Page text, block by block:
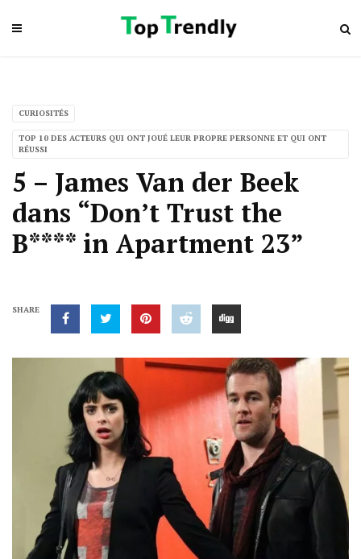
CURIOSITÉS
TOP 10 DES ACTEURS QUI ONT JOUÉ LEUR PROPRE PERSONNE ET QUI ONT
RÉUSSI
5 – James Van der Beek
dans “Don’t Trust the
B**** in Apartment 23”
SHARE